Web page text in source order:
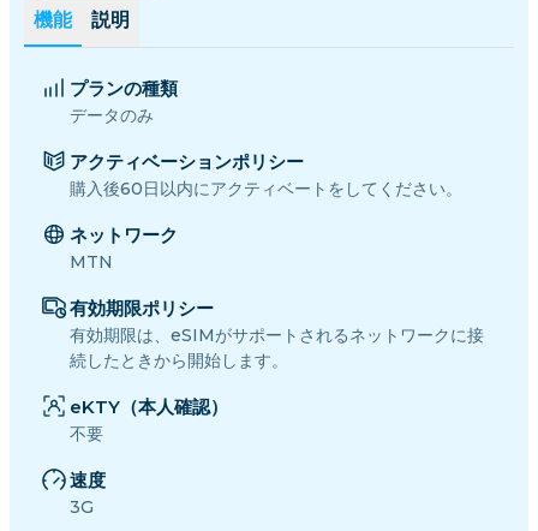
機能 説明
プランの種類
データのみ
アクティベーションポリシー
購入後60日以内にアクティベートをしてください。
ネットワーク
MTN
有効期限ポリシー
有効期限は、eSIMがサポートされるネットワークに接
続したときから開始します。
eKTY（本人確認）
不要
速度
3G